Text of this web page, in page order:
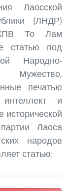
Лаосской
(ЛНДР)
КПВ То Лам
статью под
Народно-
Мужество,
печатью
и
Лаоса
народов
статью: